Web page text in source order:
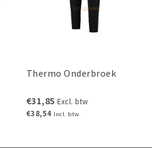
Thermo Onderbroek
€31,85 Excl. btw
€38,54 Incl. btw